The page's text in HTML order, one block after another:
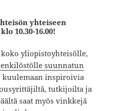
yhteiseen
10.30-16.00!
yliopistoyhteisölle,
suunnatun
kuulemaan inspiroivia
tutkijoilta ja
saat myös vinkkejä